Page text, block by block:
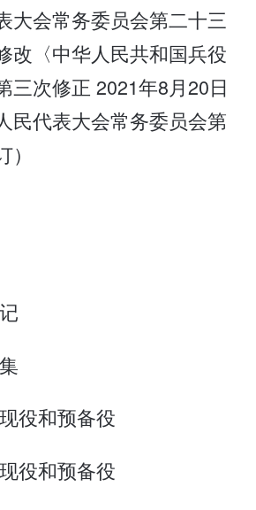
大会常务委员会第二十三
改〈中华人民共和国兵役
三次修正 2021年8月20日
民代表大会常务委员会第
役和预备役
役和预备役